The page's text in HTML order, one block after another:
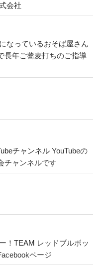
会社
なっているおそば屋さん
長年ご蕎麦打ちのご指導
チャンネル YouTubeの
チャンネルです
！TEAM レッドブルボッ
ページ